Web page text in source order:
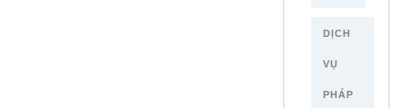
DỊCH
VỤ
PHÁP